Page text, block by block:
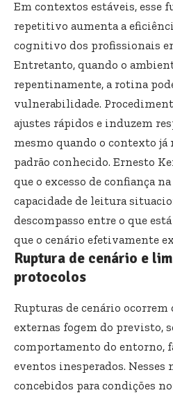
Em contextos estáveis, esse
repetitivo aumenta a
cognitivo dos profissionais
Entretanto, quando o
repentinamente, a rotina
vulnerabilidade.
ajustes rápidos e induzem
mesmo quando o contexto já
padrão conhecido. Ernesto
que o excesso de confiança
capacidade de leitura
descompasso entre o que
que o cenário efetivamente
Ruptura de cenário e
protocolos
Rupturas de cenário
externas fogem do previsto,
comportamento do entorno,
eventos inesperados.
concebidos para condições